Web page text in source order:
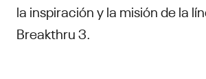
la inspiración y la misión de la
Breakthru 3.